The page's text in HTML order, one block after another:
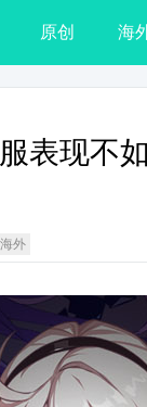
原创 海
表现不
外